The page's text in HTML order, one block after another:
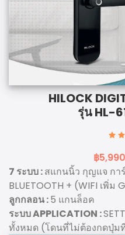
HILOCK
รุ่น HL-
฿5,990
7 ระบบ :สแกนนิ้ว กุญแจ กา
BLUETOOTH + (WIFI เพิ่ม
ลูกกลอน :5 แกนล็อค
ระบบ APPLICATION :
ทั้งหมด (โดนที่ไม่ต้องกดปุ่ม